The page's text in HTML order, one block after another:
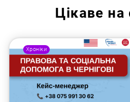
Цікаве на
Хроніки